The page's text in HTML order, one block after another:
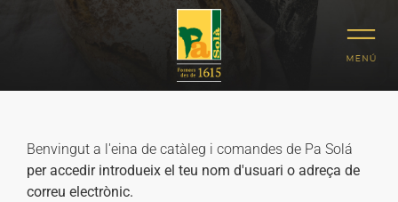
Benvingut a l'eina de catàleg i comandes de Pa Solá
per accedir introdueix el teu nom d'usuari o adreça de
correu electrònic.